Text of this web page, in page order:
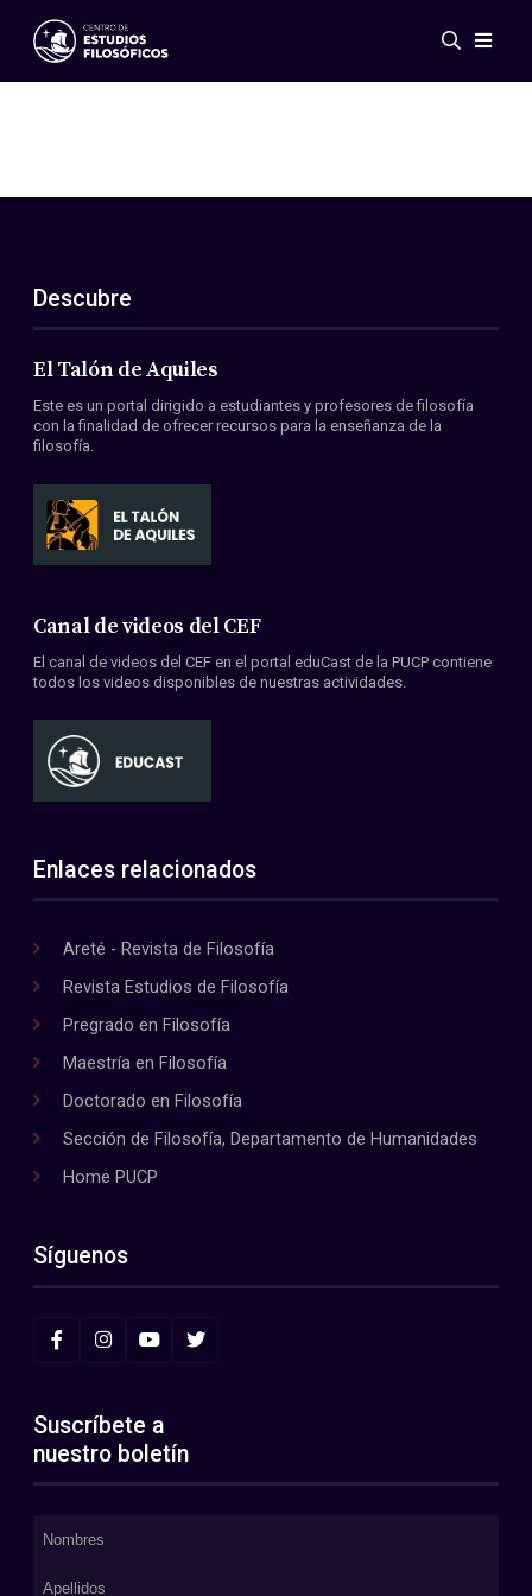
Eventos
ES
EN
Acerca de nosotros
Miembros
Convenios
Descubre
El Talón de Aquiles
Este es un portal dirigido a estudiantes y profesores de filosofía
con la finalidad de ofrecer recursos para la enseñanza de la
filosofía.
Canal de videos del CEF
El canal de videos del CEF en el portal eduCast de la PUCP contiene
todos los videos disponibles de nuestras actividades.
Enlaces relacionados
Areté - Revista de Filosofía
Revista Estudios de Filosofía
Pregrado en Filosofía
Maestría en Filosofía
Doctorado en Filosofía
Sección de Filosofía, Departamento de Humanidades
Home PUCP
Síguenos
Suscríbete a
nuestro boletín